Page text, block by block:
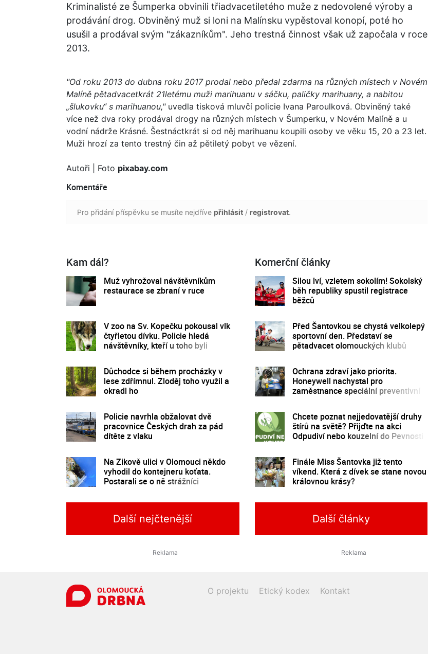
Kriminalisté ze Šumperka obvinili třiadvacetiletého muže z nedovolené výroby a
prodávání drog. Obviněný muž si loni na Malínsku vypěstoval konopí, poté ho
usušil a prodával svým "zákazníkům". Jeho trestná činnost však už započala v roce
2013.
"Od roku 2013 do dubna roku 2017 prodal nebo předal zdarma na různých místech v Novém
Malíně pětadvacetkrát 21letému muži marihuanu v sáčku, paličky marihuany, a nabitou
„šlukovku“ s marihuanou,"uvedla tisková mluvčí policie Ivana Paroulková. Obviněný také
více než dva roky prodával drogy na různých místech v Šumperku, v Novém Malíně a u
vodní nádrže Krásné. Šestnáctkrát si od něj marihuanu koupili osoby ve věku 15, 20 a 23 let.
Muži hrozí za tento trestný čin až pětiletý pobyt ve vězení.
Autoři | Foto pixabay.com
Komentáře
Pro přidání příspěvku se musíte nejdříve přihlásit / registrovat.
Kam dál?
Muž vyhrožoval návštěvníkům
restaurace se zbraní v ruce
V zoo na Sv. Kopečku pokousal vlk
čtyřletou dívku. Policie hledá
návštěvníky, kteří u toho byli
Důchodce si během procházky v
lese zdřímnul. Zloděj toho využil a
okradl ho
Policie navrhla obžalovat dvě
pracovnice Českých drah za pád
dítěte z vlaku
Na Zikově ulici v Olomouci někdo
vyhodil do kontejneru koťata.
Postarali se o ně strážníci
Komerční články
Silou lví, vzletem sokolím! Sokolský
běh republiky spustil registrace
běžců
Před Šantovkou se chystá velkolepý
sportovní den. Představí se
pětadvacet olomouckých klubů
Ochrana zdraví jako priorita.
Honeywell nachystal pro
zaměstnance speciální preventivní
Chcete poznat nejjedovatější druhy
štírů na světě? Přijďte na akci
Odpudiví nebo kouzelní do Pevnosti
Finále Miss Šantovka již tento
víkend. Která z dívek se stane novou
královnou krásy?
Další nejčtenější Další články
O projektu Etický kodex Kontakt